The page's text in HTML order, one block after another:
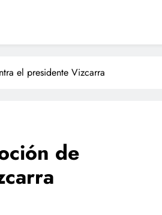
el presidente Vizcarra
de